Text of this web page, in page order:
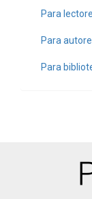
Para
Para
Para